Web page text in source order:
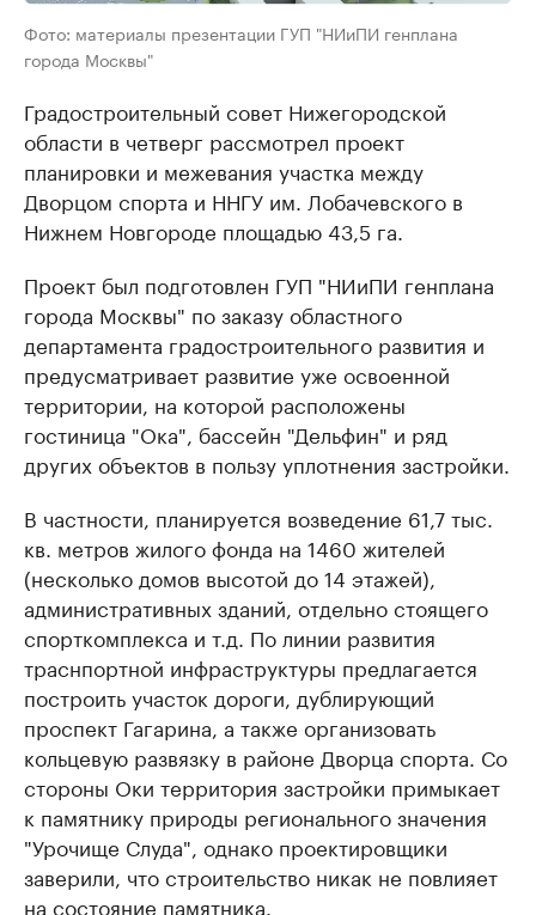
Фото: материалы презентации ГУП "НИиПИ генплана
города Москвы"
Градостроительный совет Нижегородской
области в четверг рассмотрел проект
планировки и межевания участка между
Дворцом спорта и ННГУ им. Лобачевского в
Нижнем Новгороде площадью 43,5 га.
Проект был подготовлен ГУП "НИиПИ генплана
города Москвы" по заказу областного
департамента градостроительного развития и
предусматривает развитие уже освоенной
территории, на которой расположены
гостиница "Ока", бассейн "Дельфин" и ряд
других объектов в пользу уплотнения застройки.
В частности, планируется возведение 61,7 тыс.
кв. метров жилого фонда на 1460 жителей
(несколько домов высотой до 14 этажей),
административных зданий, отдельно стоящего
спорткомплекса и т.д. По линии развития
траснпортной инфраструктуры предлагается
построить участок дороги, дублирующий
проспект Гагарина, а также организовать
кольцевую развязку в районе Дворца спорта. Со
стороны Оки территория застройки примыкает
к памятнику природы регионального значения
"Урочище Слуда", однако проектировщики
заверили, что строительство никак не повлияет
на состояние памятника.